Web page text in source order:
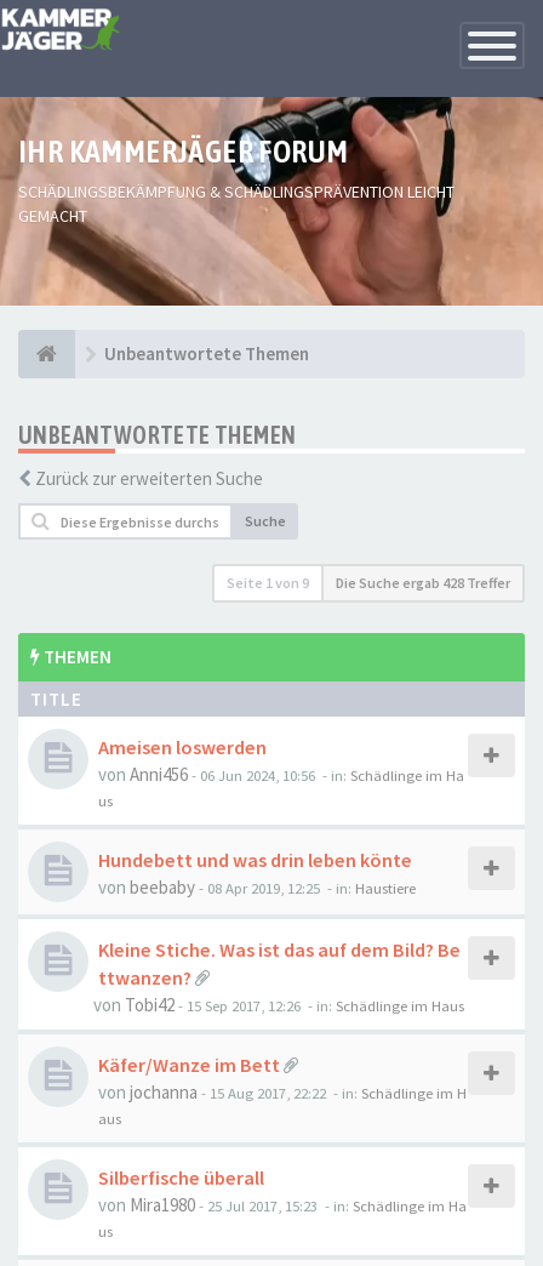
Toggle
IHR KAMMERJÄGER FORUM
SCHÄDLINGSBEKÄMPFUNG & SCHÄDLINGSPRÄVENTION LEICHT
GEMACHT
Unbeantwortete Themen
UNBEANTWORTETE THEMEN
Zurück zur erweiterten Suche
Suche
Seite 1von 9 Die Suche ergab 428 Treffer
THEMEN
TITLE
Ameisen loswerden
von Anni456- 06 Jun 2024, 10:56 - in: Schädlinge im Ha
us
Hundebett und was drin leben könte
von beebaby- 08 Apr 2019, 12:25 - in: Haustiere
Kleine Stiche. Was ist das auf dem Bild? Be
ttwanzen?
von Tobi42- 15 Sep 2017, 12:26 - in: Schädlinge im Haus
Käfer/Wanze im Bett
von jochanna - 15 Aug 2017, 22:22 - in: Schädlinge im H
aus
Silberfische überall
von Mira1980- 25 Jul 2017, 15:23 - in: Schädlinge im Ha
us